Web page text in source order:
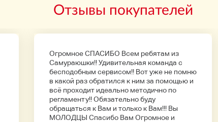
Отзывы покупателей
Огромное СПАСИБО Всем ребятам из
Самураюшки!! Удивительная команда с
бесподобным сервисом!! Вот уже не помню
в какой раз обратился к ним за помощью и
всё проходит идеально методично по
регламенту!! Обязательно буду
обращаться к Вам и только к Вам!!! Вы
МОЛОДЦЫ Спасибо Вам Огромное и